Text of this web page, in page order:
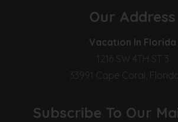
Our Address
Vacation In Florida
1216 SW 4TH ST 3
33991 Cape Coral,
Subscribe To Our